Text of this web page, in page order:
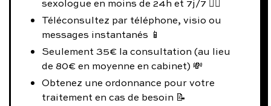
sexologue en moins de 24h et 7j/7 👨‍⚕️
Téléconsultez par téléphone, visio ou
messages instantanés 📱
Seulement 35€ la consultation (au lieu
de 80€ en moyenne en cabinet) 💸
Obtenez une ordonnance pour votre
traitement en cas de besoin 📝